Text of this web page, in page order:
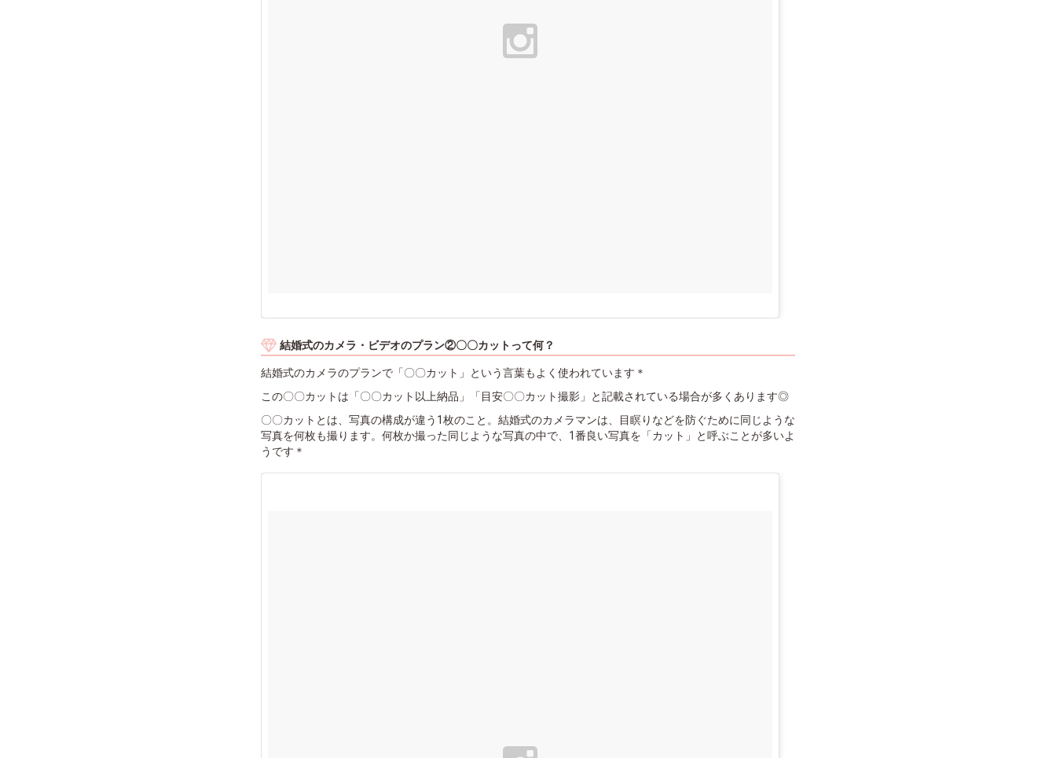
結婚式のカメラ・ビデオのプラン②〇〇カットって何？
結婚式のカメラのプランで「〇〇カット」という言葉もよく使われています＊
この〇〇カットは「〇〇カット以上納品」「目安〇〇カット撮影」と記載されている場合が多くあります◎
〇〇カットとは、写真の構成が違う1枚のこと。結婚式のカメラマンは、目瞑りなどを防ぐために同じような
写真を何枚も撮ります。何枚か撮った同じような写真の中で、1番良い写真を「カット」と呼ぶことが多いよ
うです＊